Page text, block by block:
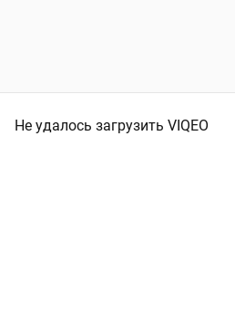
Не удалось загрузить VIQEO